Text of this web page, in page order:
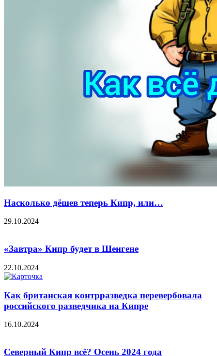
Насколько дёшев теперь Кипр, или…
29.10.2024
«Завтра» Кипр будет в Шенгене
22.10.2024
Как британская контрразведка перевербовала
российского разведчика на Кипре
16.10.2024
Северный Кипр всё? Осень 2024 года